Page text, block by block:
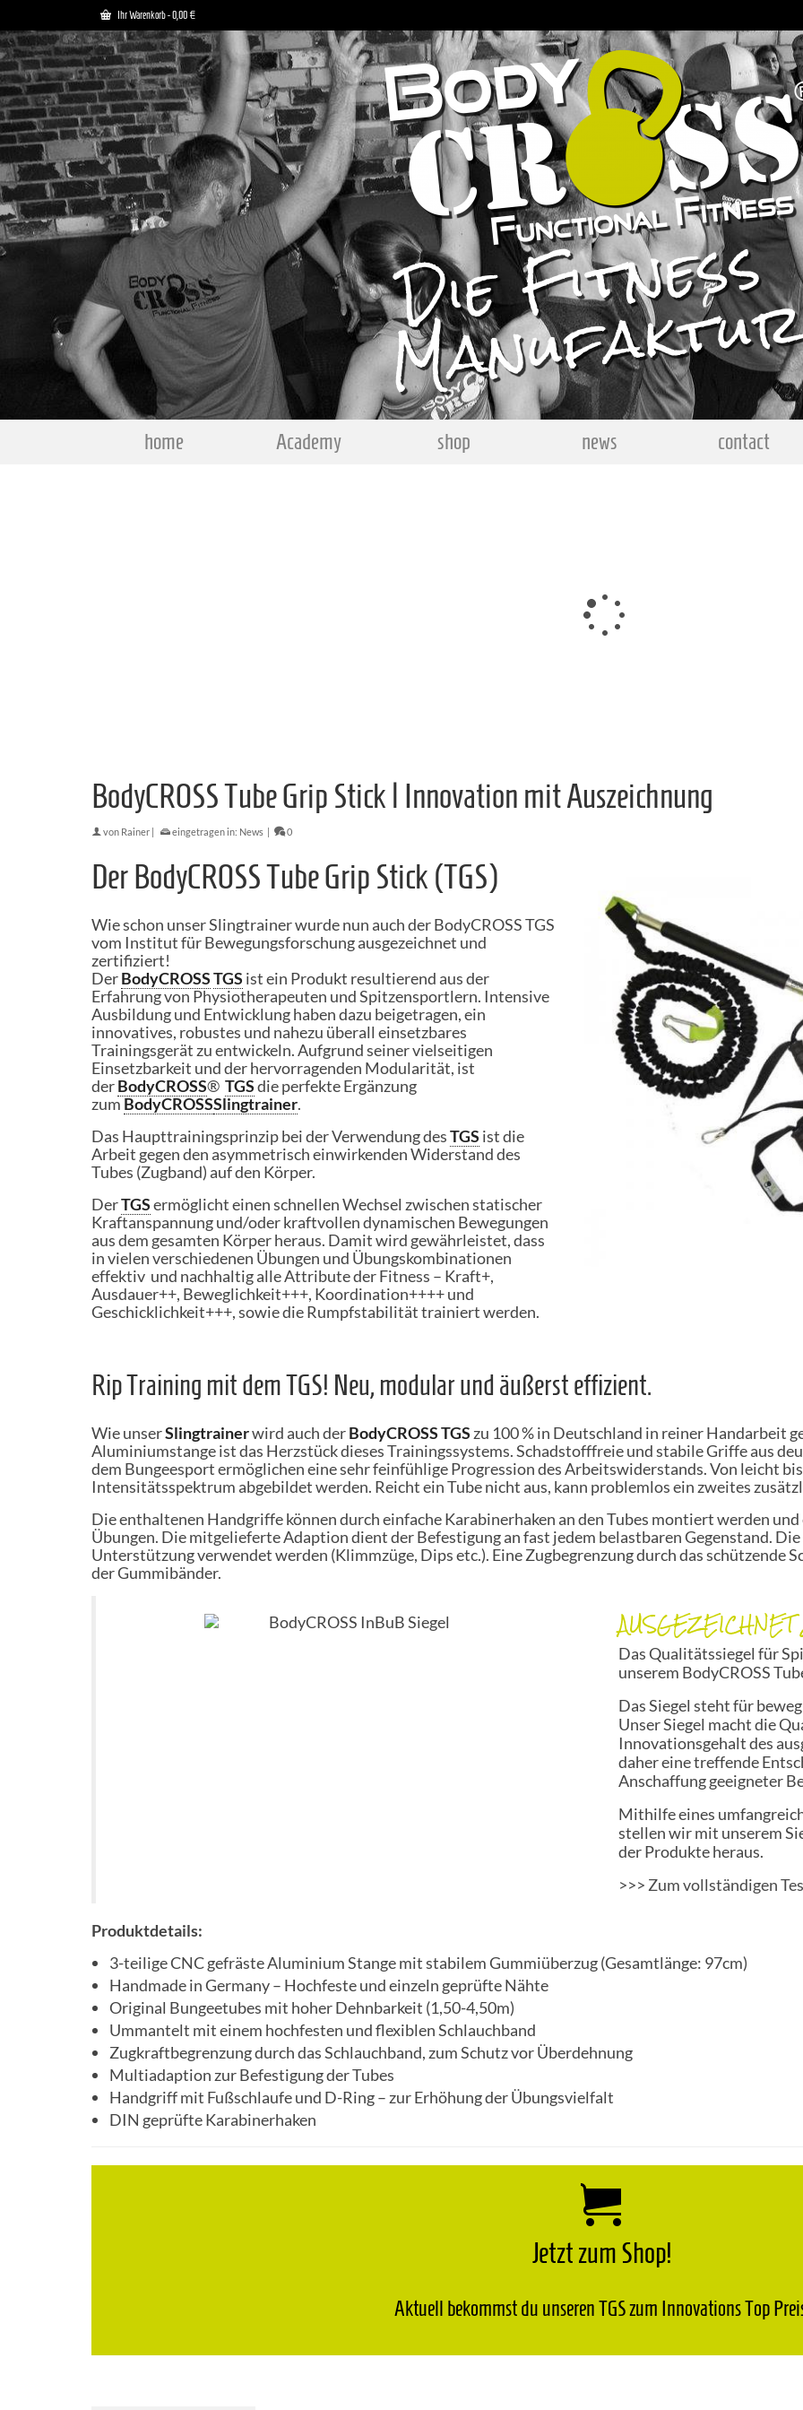
Ihr Warenkorb-0,00 €
home Academy shop news contact
BodyCROSS Tube Grip Stick | Innovation mit Auszeichnung
von Rainer | eingetragen in: News | 0
Der BodyCROSS Tube Grip Stick (TGS)
Wie schon unser Slingtrainer wurde nun auch der BodyCROSS TGS
vom Institut für Bewegungsforschung ausgezeichnet und
zertifiziert!
DerBodyCROSSTGS ist ein Produkt resultierend aus der
Erfahrung von Physiotherapeuten und Spitzensportlern. Intensive
Ausbildung und Entwicklung haben dazu beigetragen, ein
innovatives, robustes und nahezu überall einsetzbares
Trainingsgerät zu entwickeln. Aufgrund seiner vielseitigen
Einsetzbarkeit und der hervorragenden Modularität, ist
derBodyCROSS® TGSdie perfekte Ergänzung
zum BodyCROSSSlingtrainer.
Das Haupttrainingsprinzip bei der Verwendung desTGS ist die
Arbeit gegen den asymmetrisch einwirkenden Widerstand des
Tubes (Zugband) auf den Körper.
DerTGSermöglicht einen schnellen Wechsel zwischen statischer
Kraftanspannung und/oder kraftvollen dynamischen Bewegungen
aus dem gesamten Körper heraus. Damit wird gewährleistet, dass
in vielen verschiedenen Übungen und Übungskombinationen
effektiv und nachhaltig alle Attribute der Fitness – Kraft+,
Ausdauer++, Beweglichkeit+++, Koordination++++ und
Geschicklichkeit+++, sowie die Rumpfstabilität trainiert werden.
Rip Training mit dem TGS! Neu, modular und äußerst effizient.
Wie unserSlingtrainerwird auch derBodyCROSSTGS zu 100 % in Deutschland in reiner Handarbeit
Aluminiumstange ist das Herzstück dieses Trainingssystems. Schadstofffreie und stabile Griffe aus
dem Bungeesport ermöglichen eine sehr feinfühlige Progression des Arbeitswiderstands. Von leicht
Intensitätsspektrum abgebildet werden. Reicht ein Tube nicht aus, kann problemlos ein zweites
Die enthaltenen Handgriffe können durch einfache Karabinerhaken an den Tubes montiert werden
Übungen. Die mitgelieferte Adaption dient der Befestigung an fast jedem belastbaren Gegenstand.
Unterstützung verwendet werden (Klimmzüge, Dips etc.). Eine Zugbegrenzung durch das schützende
der Gummibänder.
Das Qualitätssiegel für
unserem BodyCROSS
Das Siegel steht für
Unser Siegel macht die
Innovationsgehalt des
daher eine treffende
Anschaffung geeigneter
Mithilfe eines
stellen wir mit unserem
der Produkte heraus.
>>> Zum vollständigen
Produktdetails:
3-teilige CNC gefräste Aluminium Stange mit stabilem Gummiüberzug (Gesamtlänge: 97cm)
Handmade in Germany – Hochfeste und einzeln geprüfte Nähte
Original Bungeetubes mit hoher Dehnbarkeit (1,50-4,50m)
Ummantelt mit einem hochfesten und flexiblen Schlauchband
Zugkraftbegrenzung durch das Schlauchband, zum Schutz vor Überdehnung
Multiadaption zur Befestigung der Tubes
Handgriff mit Fußschlaufe und D-Ring – zur Erhöhung der Übungsvielfalt
DIN geprüfte Karabinerhaken
Jetzt zum Shop!
Aktuell bekommst du unseren TGS zum Innovations Top